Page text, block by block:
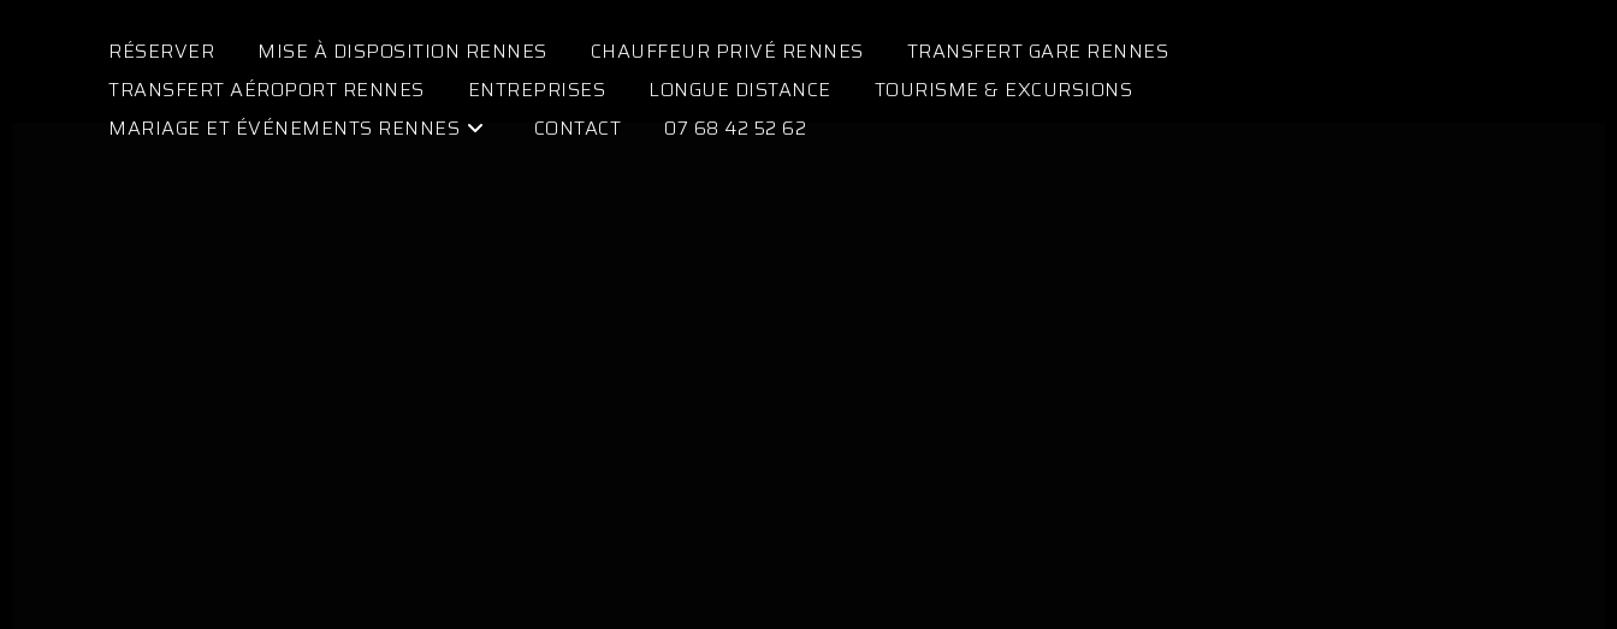
RÉSERVER MISE À DISPOSITION RENNES CHAUFFEUR PRIVÉ RENNES
TRANSFERT GARE RENNES
TRANSFERT AÉROPORT RENNES
ENTREPRISES LONGUE DISTANCE
TOURISME & EXCURSIONS
MARIAGE ET ÉVÉNEMENTS RENNES
CONTACT 07 68 42 52 62